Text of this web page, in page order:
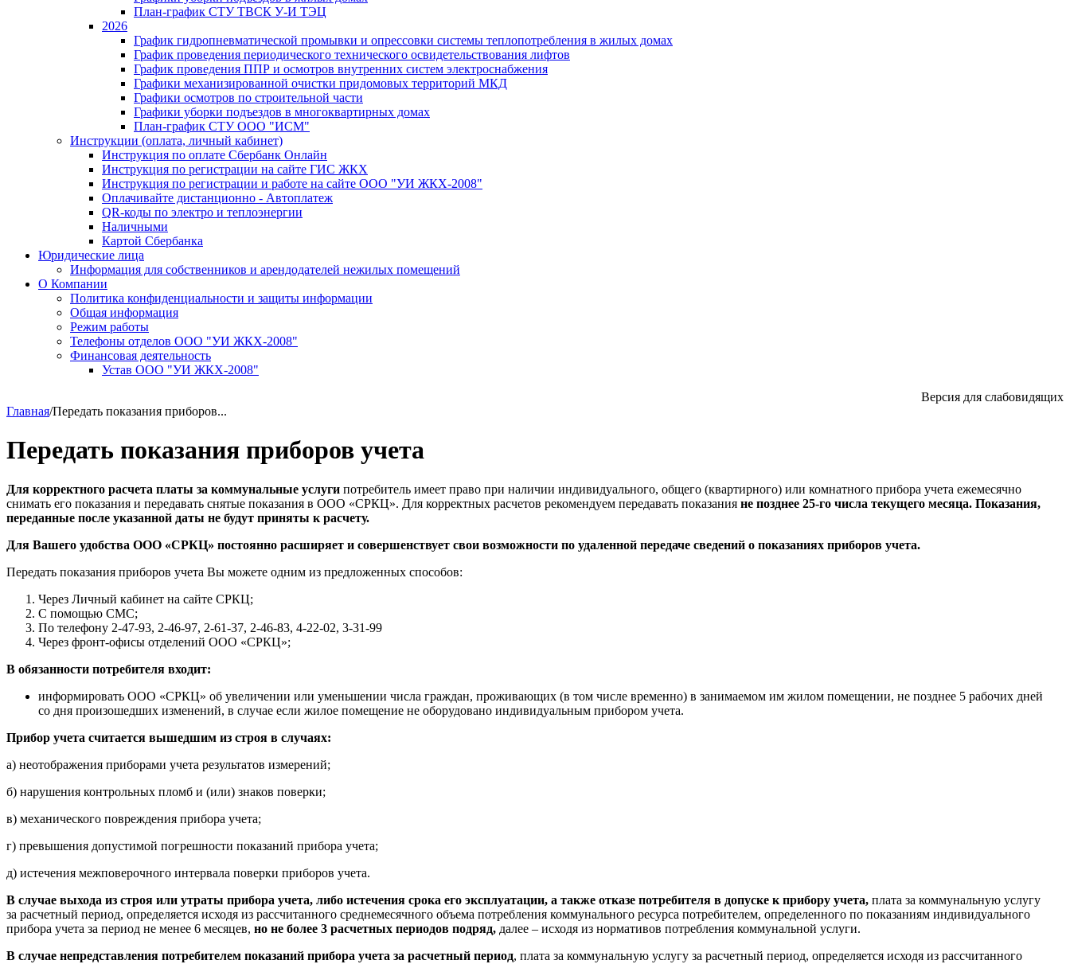
План-график СТУ ТВСК У-И ТЭЦ
2026
График гидропневматической промывки и опрессовки системы теплопотребления в жилых домах
График проведения периодического технического освидетельствования лифтов
График проведения ППР и осмотров внутренних систем электроснабжения
Графики механизированной очистки придомовых территорий МКД
Графики осмотров по строительной части
Графики уборки подъездов в многоквартирных домах
План-график СТУ ООО "ИСМ"
Инструкции (оплата, личный кабинет)
Инструкция по оплате Сбербанк Онлайн
Инструкция по регистрации на сайте ГИС ЖКХ
Инструкция по регистрации и работе на сайте ООО "УИ ЖКХ-2008"
Оплачивайте дистанционно - Автоплатеж
QR-коды по электро и теплоэнергии
Наличными
Картой Сбербанка
Юридические лица
Информация для собственников и арендодателей нежилых помещений
О Компании
Политика конфиденциальности и защиты информации
Общая информация
Режим работы
Телефоны отделов ООО "УИ ЖКХ-2008"
Финансовая деятельность
Устав ООО "УИ ЖКХ-2008"
Версия для слабовидящих
Главная/Передать показания приборов...
Передать показания приборов учета
Для корректного расчета платы за коммунальные услуги потребитель имеет право при наличии индивидуального, общего (квартирного) или комнатного прибора учета ежемесячно
снимать его показания и передавать снятые показания в ООО «СРКЦ». Для корректных расчетов рекомендуем передавать показания не позднее 25-го числа текущего месяца. Показания,
переданные после указанной даты не будут приняты к расчету.
Для Вашего удобства ООО «СРКЦ» постоянно расширяет и совершенствует свои возможности по удаленной передаче сведений о показаниях приборов учета.
Передать показания приборов учета Вы можете одним из предложенных способов:
Через Личный кабинет на сайте СРКЦ;
С помощью СМС;
По телефону 2-47-93, 2-46-97, 2-61-37, 2-46-83, 4-22-02, 3-31-99
Через фронт-офисы отделений ООО «СРКЦ»;
В обязанности потребителя входит:
информировать ООО «СРКЦ» об увеличении или уменьшении числа граждан, проживающих (в том числе временно) в занимаемом им жилом помещении, не позднее 5 рабочих дней
со дня произошедших изменений, в случае если жилое помещение не оборудовано индивидуальным прибором учета.
Прибор учета считается вышедшим из строя в случаях:
а) неотображения приборами учета результатов измерений;
б) нарушения контрольных пломб и (или) знаков поверки;
в) механического повреждения прибора учета;
г) превышения допустимой погрешности показаний прибора учета;
д) истечения межповерочного интервала поверки приборов учета.
В случае выхода из строя или утраты прибора учета, либо истечения срока его эксплуатации, а также отказе потребителя в допуске к прибору учета, плата за коммунальную услугу
за расчетный период, определяется исходя из рассчитанного среднемесячного объема потребления коммунального ресурса потребителем, определенного по показаниям индивидуального
прибора учета за период не менее 6 месяцев, но не более 3 расчетных периодов подряд, далее – исходя из нормативов потребления коммунальной услуги.
В случае непредставления потребителем показаний прибора учета за расчетный период, плата за коммунальную услугу за расчетный период, определяется исходя из рассчитанного